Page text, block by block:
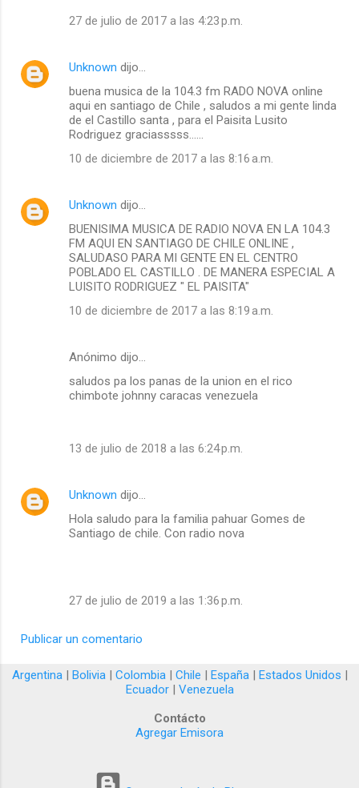
27 de julio de 2017 a las 4:23 p.m.
Unknown dijo…
buena musica de la 104.3 fm RADO NOVA online
aqui en santiago de Chile , saludos a mi gente linda
de el Castillo santa , para el Paisita Lusito
Rodriguez graciasssss......
10 de diciembre de 2017 a las 8:16 a.m.
Unknown dijo…
BUENISIMA MUSICA DE RADIO NOVA EN LA 104.3
FM AQUI EN SANTIAGO DE CHILE ONLINE ,
SALUDASO PARA MI GENTE EN EL CENTRO
POBLADO EL CASTILLO . DE MANERA ESPECIAL A
LUISITO RODRIGUEZ " EL PAISITA"
10 de diciembre de 2017 a las 8:19 a.m.
Anónimo dijo…
saludos pa los panas de la union en el rico
chimbote johnny caracas venezuela
13 de julio de 2018 a las 6:24 p.m.
Unknown dijo…
Hola saludo para la familia pahuar Gomes de
Santiago de chile. Con radio nova
27 de julio de 2019 a las 1:36 p.m.
Publicar un comentario
Argentina| Bolivia| Colombia| Chile | España| Estados Unidos |
Ecuador| Venezuela
Contácto
Agregar Emisora